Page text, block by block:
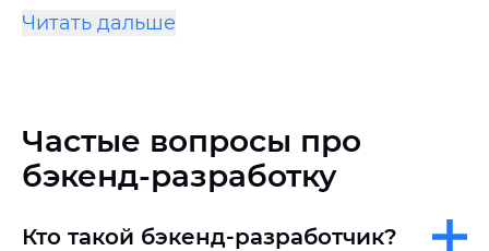
бизнеса.
безопасно.
Читать дальше
Частые вопросы про
бэкенд-разработку
Кто такой бэкенд-разработчик?